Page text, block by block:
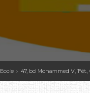
Ecole 47, bd Mohammed V,